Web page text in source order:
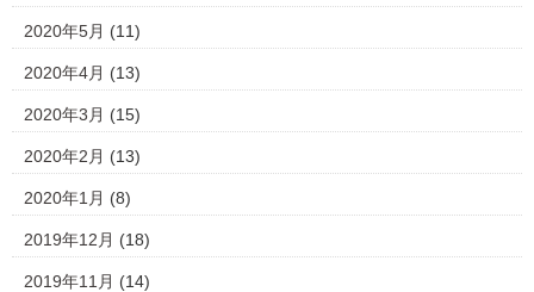
2020年5月 (11)
2020年4月 (13)
2020年3月 (15)
2020年2月 (13)
2020年1月 (8)
2019年12月 (18)
2019年11月 (14)